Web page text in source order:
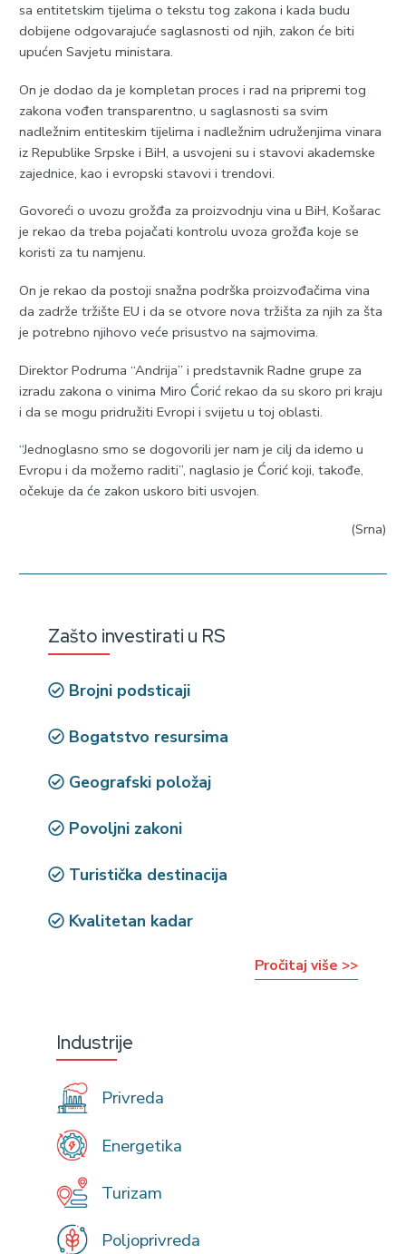
sa entitetskim tijelima o tekstu tog zakona i kada budu
dobijene odgovarajuće saglasnosti od njih, zakon će biti
upućen Savjetu ministara.
On je dodao da je kompletan proces i rad na pripremi tog
zakona vođen transparentno, u saglasnosti sa svim
nadležnim entiteskim tijelima i nadležnim udruženjima vinara
iz Republike Srpske i BiH, a usvojeni su i stavovi akademske
zajednice, kao i evropski stavovi i trendovi.
Govoreći o uvozu grožđa za proizvodnju vina u BiH, Košarac
je rekao da treba pojačati kontrolu uvoza grožđa koje se
koristi za tu namjenu.
On je rekao da postoji snažna podrška proizvođačima vina
da zadrže tržište EU i da se otvore nova tržišta za njih za šta
je potrebno njihovo veće prisustvo na sajmovima.
Direktor Podruma “Andrija” i predstavnik Radne grupe za
izradu zakona o vinima Miro Ćorić rekao da su skoro pri kraju
i da se mogu pridružiti Evropi i svijetu u toj oblasti.
“Jednoglasno smo se dogovorili jer nam je cilj da idemo u
Evropu i da možemo raditi”, naglasio je Ćorić koji, takođe,
očekuje da će zakon uskoro biti usvojen.
(Srna)
Zašto investirati u RS
Brojni podsticaji
Bogatstvo resursima
Geografski položaj
Povoljni zakoni
Turistička destinacija
Kvalitetan kadar
Pročitaj više >>
Industrije
Privreda
Energetika
Turizam
Poljoprivreda